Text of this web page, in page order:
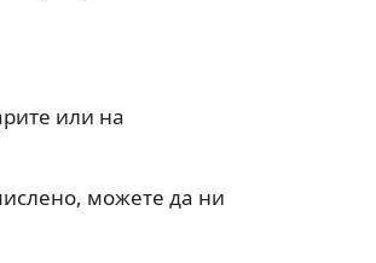
или на
можете да ни